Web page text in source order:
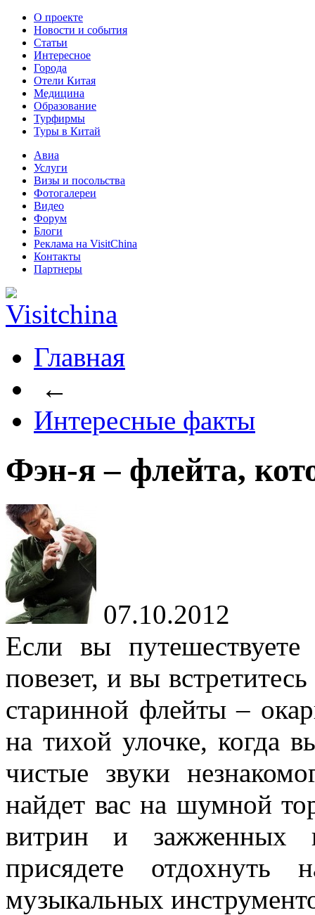
О проекте
Новости и события
Статьи
Интересное
Города
Отели Китая
Медицина
Образование
Турфирмы
Туры в Китай
Авиа
Услуги
Визы и посольства
Фотогалереи
Видео
Форум
Блоги
Реклама на VisitChina
Контакты
Партнеры
Главная
←
Интересные факты
Фэн-я – флейта,
07.10.2012
Если вы
повезет, и вы
старинной флейты –
на тихой улочке, когда
чистые звуки
найдет вас на шумной
витрин и зажженных
присядете отдохнуть
музыкальных